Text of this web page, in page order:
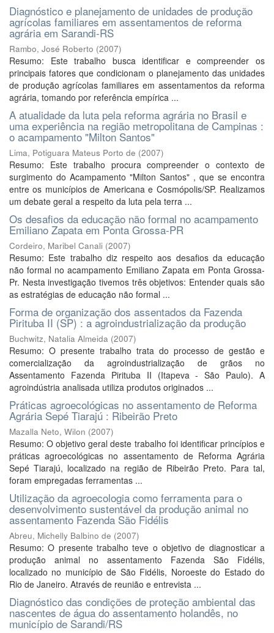
Diagnóstico e planejamento de unidades de produção
agrícolas familiares em assentamentos de reforma
agrária em Sarandi-RS
Rambo, José Roberto (2007)
Resumo: Este trabalho busca identificar e compreender os
principais fatores que condicionam o planejamento das unidades
de produção agrícolas familiares em assentamentos da reforma
agrária, tomando por referência empírica ...
A atualidade da luta pela reforma agrária no Brasil e
uma experiência na região metropolitana de Campinas :
o acampamento "Milton Santos"
Lima, Potiguara Mateus Porto de (2007)
Resumo: Este trabalho procura compreender o contexto de
surgimento do Acampamento "Milton Santos" , que se encontra
entre os municípios de Americana e Cosmópolis/SP. Realizamos
um debate geral a respeito da luta pela terra ...
Os desafios da educação não formal no acampamento
Emiliano Zapata em Ponta Grossa-PR
Cordeiro, Maribel Canali (2007)
Resumo: Este trabalho diz respeito aos desafios da educação
não formal no acampamento Emiliano Zapata em Ponta Grossa-
Pr. Nesta investigação tivemos três objetivos: Entender quais são
as estratégias de educação não formal ...
Forma de organização dos assentados da Fazenda
Pirituba II (SP) : a agroindustrialização da produção
Buchwitz, Natalia Almeida (2007)
Resumo: O presente trabalho trata do processo de gestão e
comercialização da agroindustrialização de grãos no
Assentamento Fazenda Pirituba II (Itapeva - São Paulo). A
agroindústria analisada utiliza produtos originados ...
Práticas agroecológicas no assentamento de Reforma
Agrária Sepé Tiarajú : Ribeirão Preto
Mazalla Neto, Wilon (2007)
Resumo: O objetivo geral deste trabalho foi identificar princípios e
práticas agroecológicas no assentamento de Reforma Agrária
Sepé Tiarajú, localizado na região de Ribeirão Preto. Para tal,
foram empregadas ferramentas ...
Utilização da agroecologia como ferramenta para o
desenvolvimento sustentável da produção animal no
assentamento Fazenda São Fidélis
Abreu, Michelly Balbino de (2007)
Resumo: O presente trabalho teve o objetivo de diagnosticar a
produção animal no assentamento Fazenda São Fidélis,
localizado no município de São Fidélis, Noroeste do Estado do
Rio de Janeiro. Através de reunião e entrevista ...
Diagnóstico das condições de proteção ambiental das
nascentes de água do assentamento holandês, no
município de Sarandi/RS